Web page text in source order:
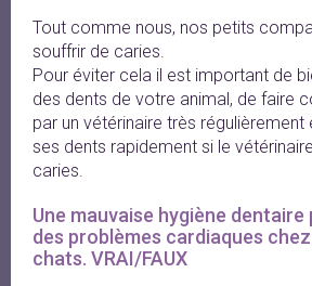
Tout comme nous, nos petits
souffrir de caries.
Pour éviter cela il est important de
des dents de votre animal, de faire
par un vétérinaire très
ses dents rapidement si le
caries.
Une mauvaise hygiène
des problèmes cardiaques
chats. VRAI/FAUX